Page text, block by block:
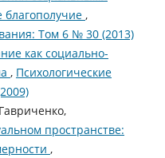
благополучие ,
Том 6 № 30 (2013)
как социально-
, Психологические
пространстве:
,